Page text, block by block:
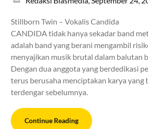
Stillborn Twin – Vokalis Candida
CANDIDA tidak hanya sekadar band
adalah band yang berani mengambil
menyajikan musik brutal dalam balutan
Dengan dua anggota yang berdedikasi
terus berusaha menciptakan karya yang
terdengar sebelumnya.
Continue Reading